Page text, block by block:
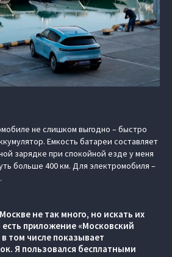
не слишком выгодно – быстро
Емкость батареи составляет
зарядке при спокойной езде у меня
больше 400 км. Для электромобиля –
не так много, но искать их
приложение «Московский
том числе показывает
Я пользовался бесплатными